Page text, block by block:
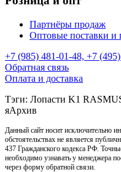
Партнёры продаж
Оптовые поставки и
+7 (985) 481-01-48, +7
Обратная связь
Оплата и доставка
Тэги: Лопасти K1
яАрхив
Данный сайт носит исключительно
обстоятельствах не является
437 Гражданского кодекса РФ.
необходимо узнавать у менеджера
через форму обратной связи.